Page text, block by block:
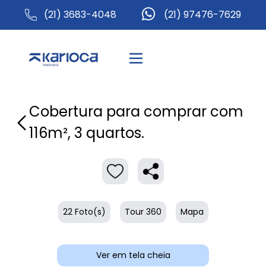
(21) 3683-4048 (21) 97476-7629
Cobertura para comprar com
116m², 3 quartos.
22 Foto(s) Tour 360 Mapa
Ver em tela cheia